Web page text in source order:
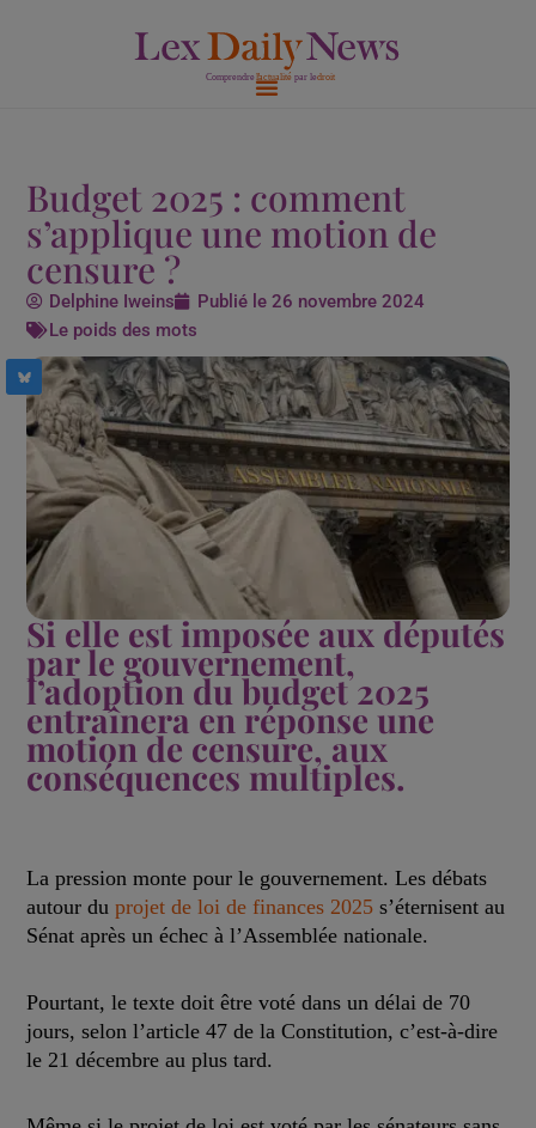
Budget 2025 : comment
s’applique une motion de
censure ?
Delphine Iweins Publié le26 novembre 2024
Le poids des mots
Si elle est imposée aux députés
par le gouvernement,
l’adoption du budget 2025
entraînera en réponse une
motion de censure, aux
conséquences multiples.
La pression monte pour le gouvernement. Les débats
autour duprojet de loi de finances 2025 s’éternisent au
Sénat après un échec à l’Assemblée nationale.
Pourtant, le texte doit être voté dans un délai de 70
jours, selon l’article 47 de la Constitution, c’est-à-dire
le 21 décembre au plus tard.